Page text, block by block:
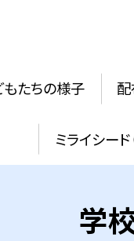
もたちの様子 配
ミライシード
学